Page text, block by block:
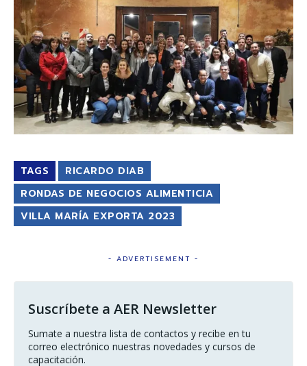
TAGS
RICARDO DIAB
RONDAS DE NEGOCIOS ALIMENTICIA
VILLA MARÍA EXPORTA 2023
- ADVERTISEMENT -
Suscríbete a AER Newsletter
Sumate a nuestra lista de contactos y recibe en tu
correo electrónico nuestras novedades y cursos de
capacitación.